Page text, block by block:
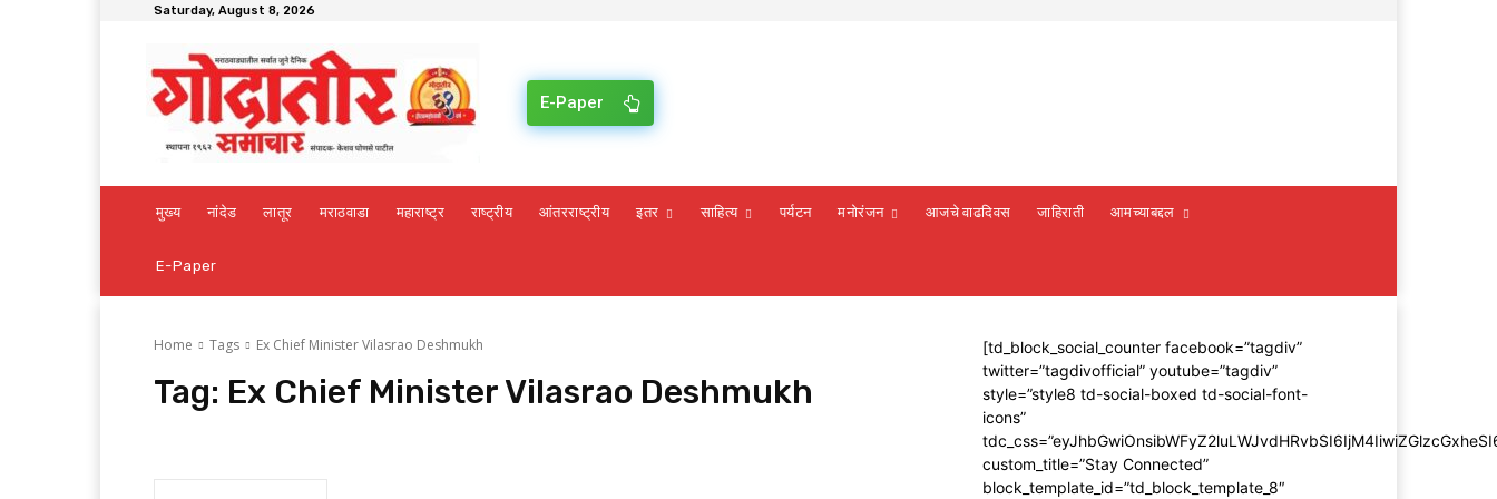
Saturday, August 8, 2026
E-Paper
मुख्य नांदेड लातूर मराठवाडा महाराष्ट्र राष्ट्रीय आंतरराष्ट्रीय इतर साहित्य पर्यटन मनोरंजन आजचे वाढदिवस जाहिराती आमच्याबद्दल
E-Paper
Home Tags Ex Chief Minister Vilasrao Deshmukh
Tag: Ex Chief Minister Vilasrao Deshmukh
[td_block_social_counter facebook=”tagdiv”
twitter=”tagdivofficial” youtube=”tagdiv”
style=”style8 td-social-boxed td-social-font-
icons”
custom_title=”Stay Connected”
block_template_id=”td_block_template_8″